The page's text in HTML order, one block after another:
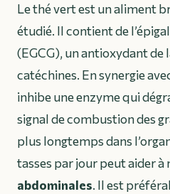
Le thé vert est un aliment
étudié. Il contient de
(EGCG), un antioxydant de
catéchines. En synergie
inhibe une enzyme qui
signal de combustion des
plus longtemps dans
tasses par jour peut aider à
abdominales. Il est